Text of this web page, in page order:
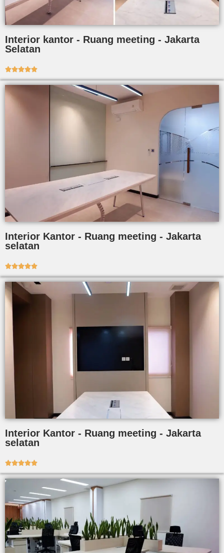
Interior kantor - Ruang meeting - Jakarta
Selatan

Interior Kantor - Ruang meeting - Jakarta
selatan

Interior Kantor - Ruang meeting - Jakarta
selatan
